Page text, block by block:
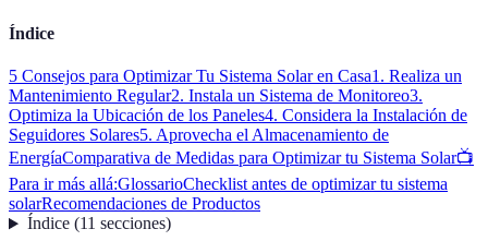
Índice
5 Consejos para Optimizar Tu Sistema Solar en Casa1. Realiza un
Mantenimiento Regular2. Instala un Sistema de Monitoreo3.
Optimiza la Ubicación de los Paneles4. Considera la Instalación de
Seguidores Solares5. Aprovecha el Almacenamiento de
EnergíaComparativa de Medidas para Optimizar tu Sistema Solar📺
Para ir más allá:GlossarioChecklist antes de optimizar tu sistema
solarRecomendaciones de Productos
Índice(11 secciones)